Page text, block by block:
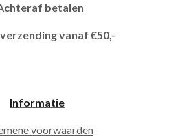
betalen
vanaf €50,-
Informatie
voorwaarden